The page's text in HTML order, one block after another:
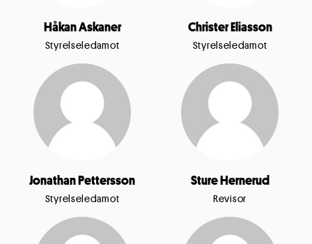
Håkan Askaner
Styrelseledamot
Christer Eliasson
Styrelseledamot
Jonathan Pettersson
Styrelseledamot
Sture Hernerud
Revisor